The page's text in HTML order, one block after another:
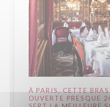
À PARIS, CETTE
OUVERTE PRESQUE